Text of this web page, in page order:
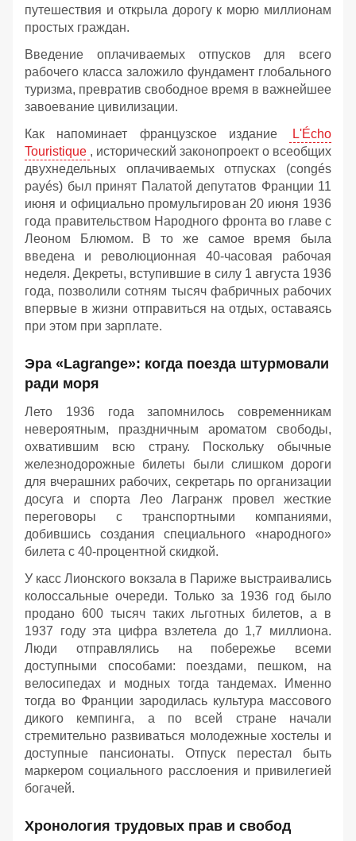
путешествия и открыла дорогу к морю миллионам
простых граждан.
Введение оплачиваемых отпусков для всего
рабочего класса заложило фундамент глобального
туризма, превратив свободное время в важнейшее
завоевание цивилизации.
Как напоминает французское издание
L'Écho
Touristique , исторический законопроект о всеобщих
двухнедельных оплачиваемых отпусках (congés
payés) был принят Палатой депутатов Франции 11
июня и официально промульгирован 20 июня 1936
года правительством Народного фронта во главе с
Леоном Блюмом. В то же самое время была
введена и революционная 40-часовая рабочая
неделя. Декреты, вступившие в силу 1 августа 1936
года, позволили сотням тысяч фабричных рабочих
впервые в жизни отправиться на отдых, оставаясь
при этом при зарплате.
Эра «Lagrange»: когда поезда штурмовали
ради моря
Лето 1936 года запомнилось современникам
невероятным, праздничным ароматом свободы,
охватившим всю страну. Поскольку обычные
железнодорожные билеты были слишком дороги
для вчерашних рабочих, секретарь по организации
досуга и спорта Лео Лагранж провел жесткие
переговоры с транспортными компаниями,
добившись создания специального «народного»
билета с 40-процентной скидкой.
У касс Лионского вокзала в Париже выстраивались
колоссальные очереди. Только за 1936 год было
продано 600 тысяч таких льготных билетов, а в
1937 году эта цифра взлетела до 1,7 миллиона.
Люди отправлялись на побережье всеми
доступными способами: поездами, пешком, на
велосипедах и модных тогда тандемах. Именно
тогда во Франции зародилась культура массового
дикого кемпинга, а по всей стране начали
стремительно развиваться молодежные хостелы и
доступные пансионаты. Отпуск перестал быть
маркером социального расслоения и привилегией
богачей.
Хронология трудовых прав и свобод